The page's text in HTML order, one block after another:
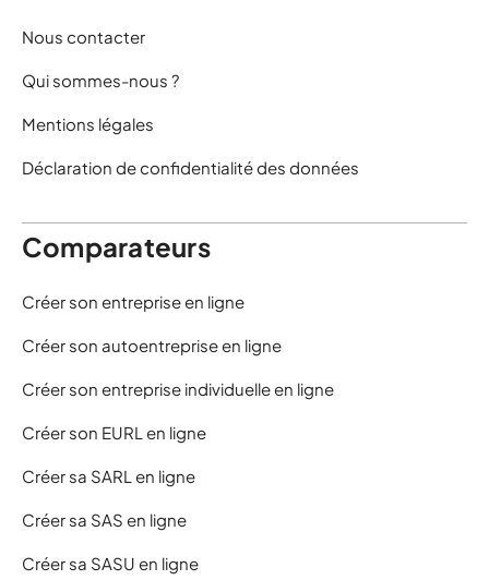
Nous contacter
Qui sommes-nous ?
Mentions légales
Déclaration de confidentialité des données
Comparateurs
Créer son entreprise en ligne
Créer son autoentreprise en ligne
Créer son entreprise individuelle en ligne
Créer son EURL en ligne
Créer sa SARL en ligne
Créer sa SAS en ligne
Créer sa SASU en ligne